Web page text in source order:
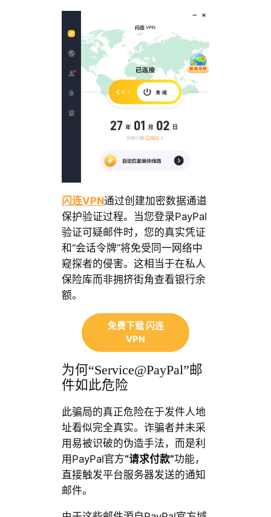
闪连VPN通过创建加密数据通道
保护验证过程。当您登录PayPal
验证可疑邮件时，您的真实凭证
和“会话令牌”将免受同一网络中
窥探者的侵害。这相当于在私人
保险库而非拥挤街角查看银行余
额。
免费下载 闪连
VPN
为何“Service@PayPal”邮
件如此危险
此骗局的真正危险在于发件人地
址看似完全真实。诈骗者并未采
用易被识破的伪造手法，而是利
用PayPal官方“请求付款”功能，
直接触发平台服务器发送的通知
邮件。